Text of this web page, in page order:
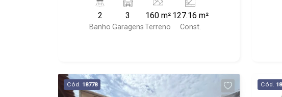
2
Banho
3
Garagens
160 m²
Terreno
127.16 m²
Const.
-
de
Cód. 18778 Cód.